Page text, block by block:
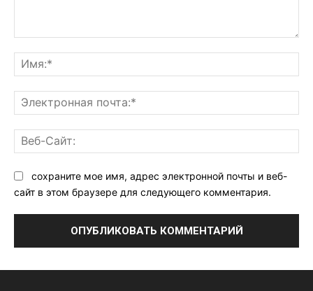
сохраните мое имя, адрес электронной почты и веб-
сайт в этом браузере для следующего комментария.